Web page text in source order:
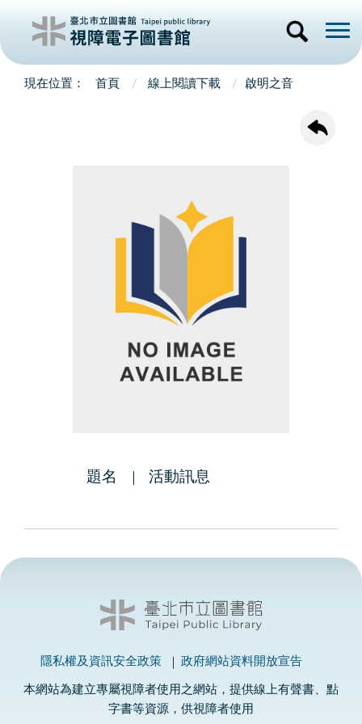
首頁 線上閱讀下載 啟明之音
題名 活動訊息
隱私權及資訊安全政策 政府網站資料開放宣告
本網站為建立專屬視障者使用之網站，提供線上有聲書、點
字書等資源，供視障者使用